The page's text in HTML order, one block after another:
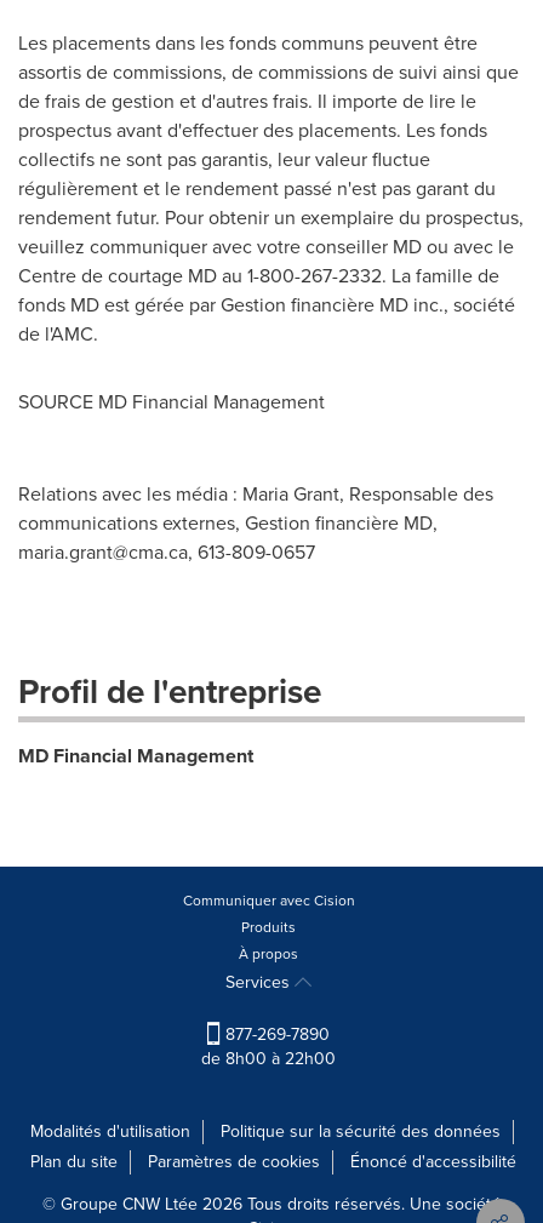
Les placements dans les fonds communs peuvent être
assortis de commissions, de commissions de suivi ainsi que
de frais de gestion et d'autres frais. Il importe de lire le
prospectus avant d'effectuer des placements. Les fonds
collectifs ne sont pas garantis, leur valeur fluctue
régulièrement et le rendement passé n'est pas garant du
rendement futur. Pour obtenir un exemplaire du prospectus,
veuillez communiquer avec votre conseiller MD ou avec le
Centre de courtage MD au 1-800-267-2332. La famille de
fonds MD est gérée par Gestion financière MD inc., société
de l'AMC.
SOURCE MD Financial Management
Relations avec les média : Maria Grant, Responsable des
communications externes, Gestion financière MD,
maria.grant@cma.ca, 613-809-0657
Profil de l'entreprise
MD Financial Management
Communiquer avec Cision
Produits
À propos
Services
877-269-7890
de 8h00 à 22h00
Modalités d'utilisation
Politique sur la sécurité des données
Plan du site
Paramètres de cookies
Énoncé d'accessibilité
© Groupe CNW Ltée 2026 Tous droits réservés. Une société